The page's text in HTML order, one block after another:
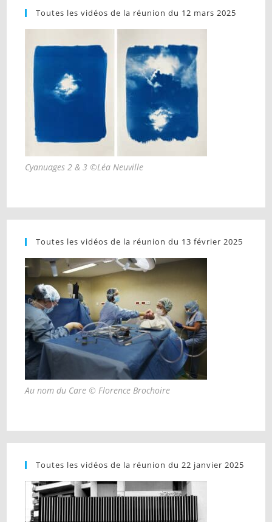
Toutes les vidéos de la réunion du 12 mars 2025
Cyanuages 2 & 3 ©Léa Neuville
Toutes les vidéos de la réunion du 13 février 2025
Au nom du Care © Florence Brochoire
Toutes les vidéos de la réunion du 22 janvier 2025